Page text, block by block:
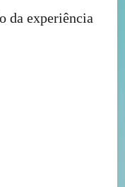
da experiência